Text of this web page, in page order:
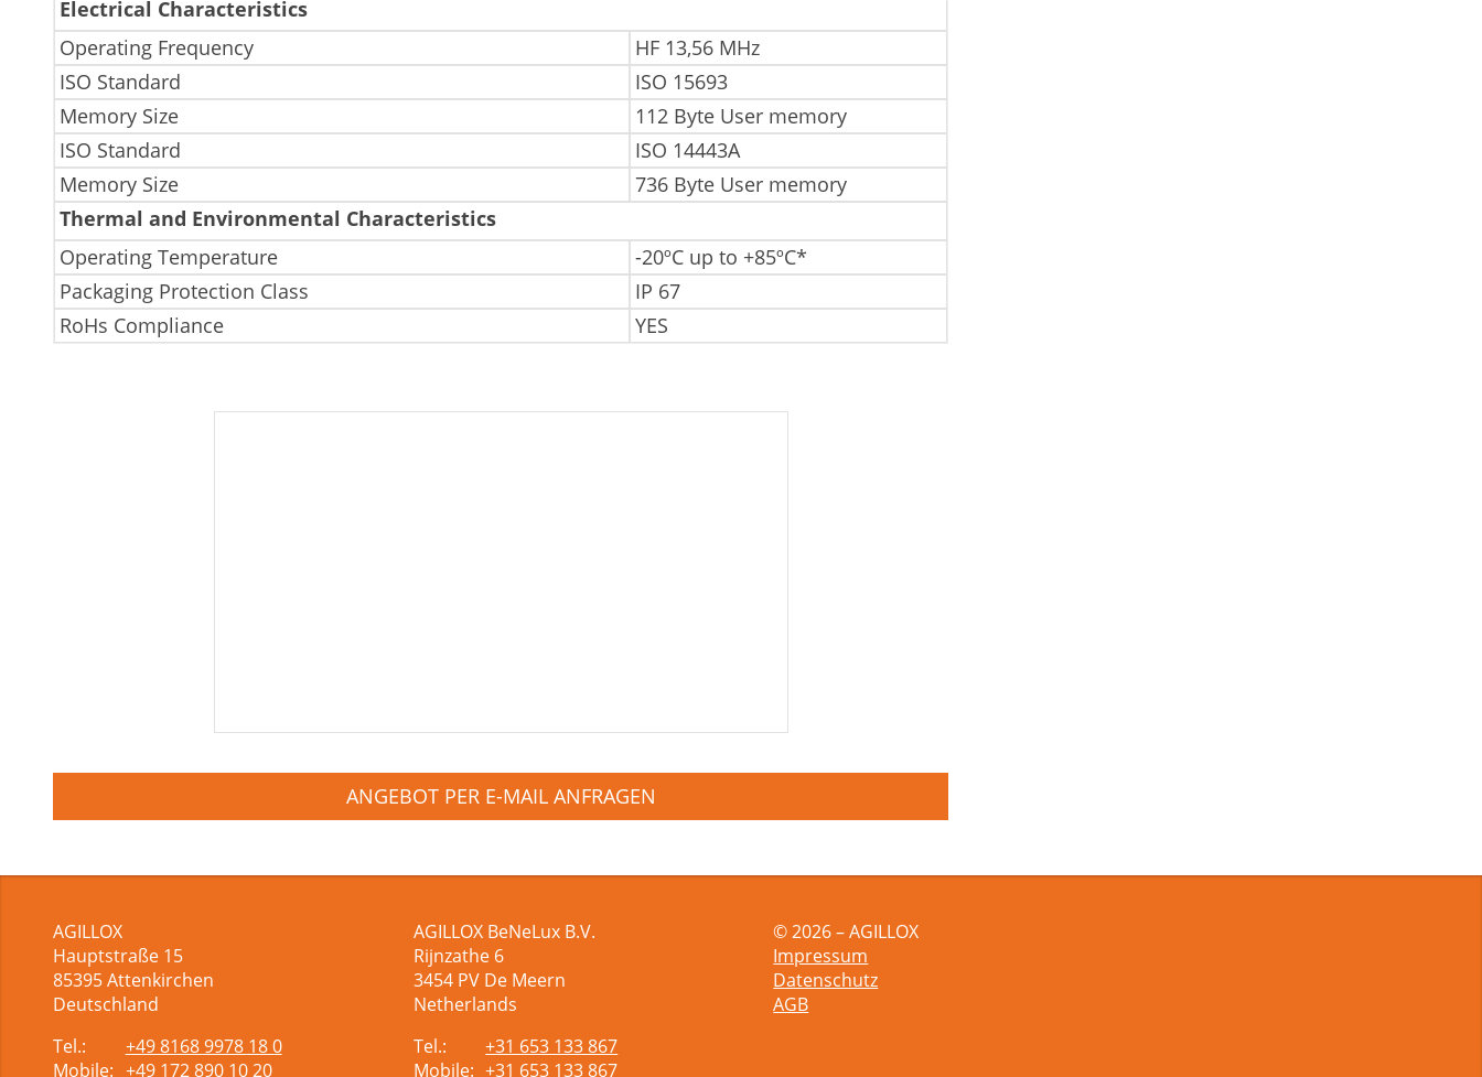
Electrical Characteristics
Operating Frequency
HF 13,56 MHz
ISO Standard
ISO 15693
Memory Size
112 Byte User memory
ISO Standard
ISO 14443A
Memory Size
736 Byte User memory
Thermal and Environmental Characteristics
Operating Temperature
-20ºC up to +85ºC*
Packaging Protection Class
IP 67
RoHs Compliance
YES
ANGEBOT PER E-MAIL ANFRAGEN
AGILLOX
Hauptstraße 15
85395Attenkirchen
Deutschland
Tel.:
+49 8168 9978 18 0
Mobile: +49 172 890 10 20
AGILLOX BeNeLux B.V.
Rijnzathe 6
3454 PV De Meern
Netherlands
Tel.:
+31 653 133 867
Mobile: +31 653 133 867
© 2026 – AGILLOX
Impressum
Datenschutz
AGB